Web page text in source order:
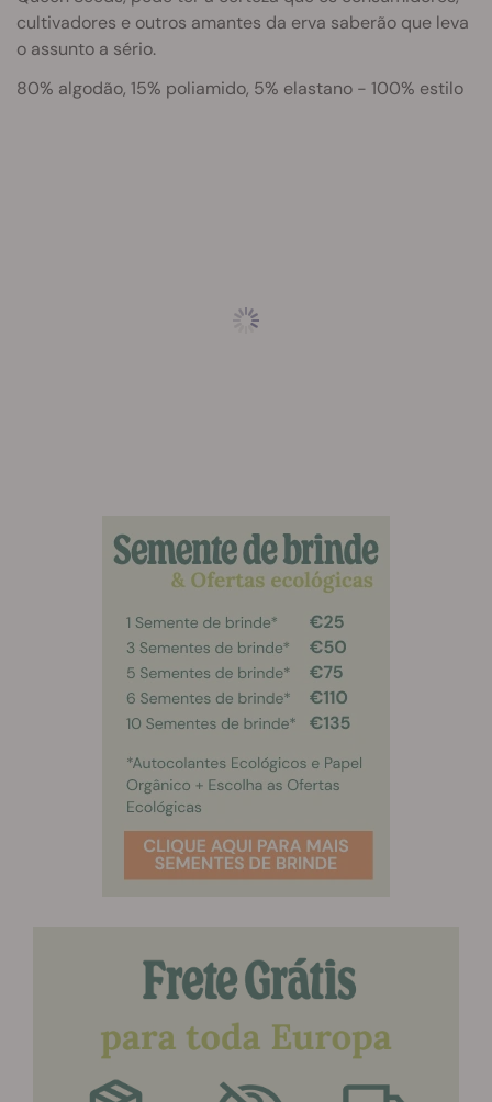
cultivadores e outros amantes da erva saberão que leva
o assunto a sério.
80% algodão, 15% poliamido, 5% elastano - 100% estilo